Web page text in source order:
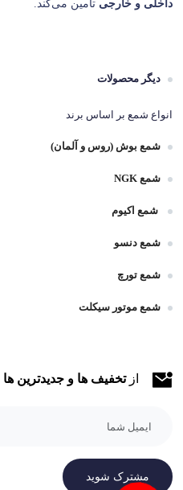
داخلی و خارجی تأمین می‌کند.
دیگر محصولات
انواع شمع بر اساس برند
شمع بوش (روس و آلمان)
شمع NGK
شمع اکیوم
شمع دنسو
شمع تورچ
شمع موتور سیکلت
ازتخفیف ها و جدیدترین ها
مشترک شوید